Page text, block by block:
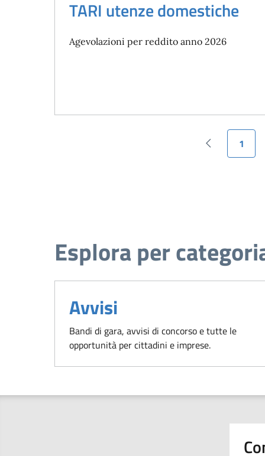
TARI utenze domestiche
Agevolazioni per reddito anno 2026
Pagina
1
Esplora per
Avvisi
Bandi di gara, avvisi di concorso e tutte le
opportunità per cittadini e imprese.